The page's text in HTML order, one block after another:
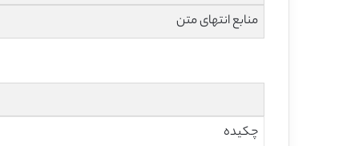
منابع انتهای متن
چکیده